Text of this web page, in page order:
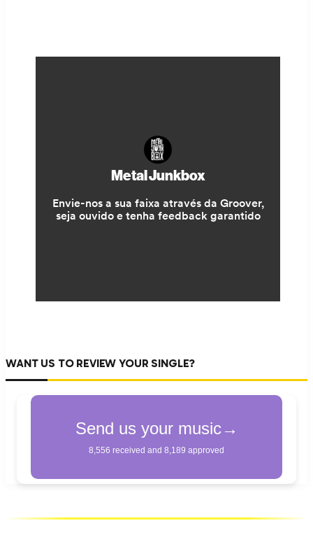
WANT US TO REVIEW YOUR SINGLE?